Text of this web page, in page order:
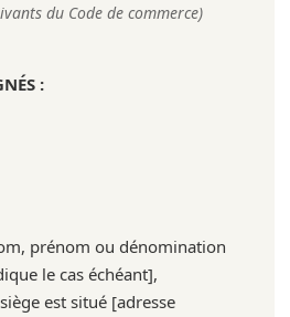
du Code de commerce)
:
prénom ou dénomination
le cas échéant],
est situé [adresse